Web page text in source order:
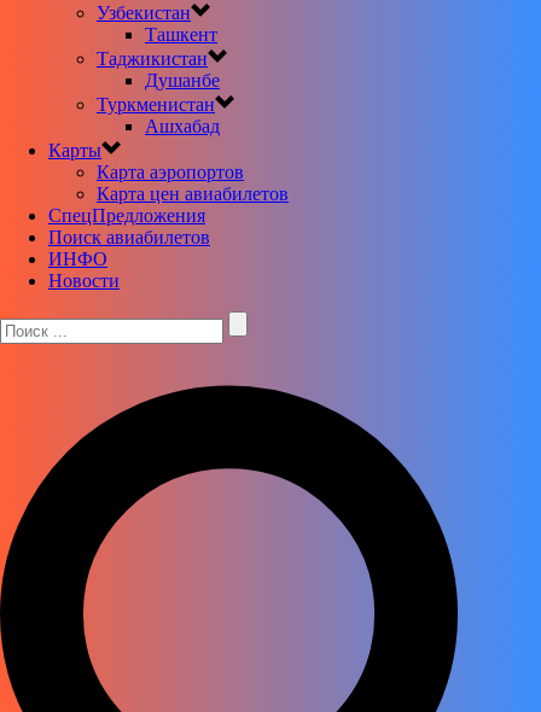
Узбекистан
Ташкент
Таджикистан
Душанбе
Туркменистан
Ашхабад
Карты
Карта аэропортов
Карта цен авиабилетов
CпецПредложения
Поиск авиабилетов
ИНФО
Новости